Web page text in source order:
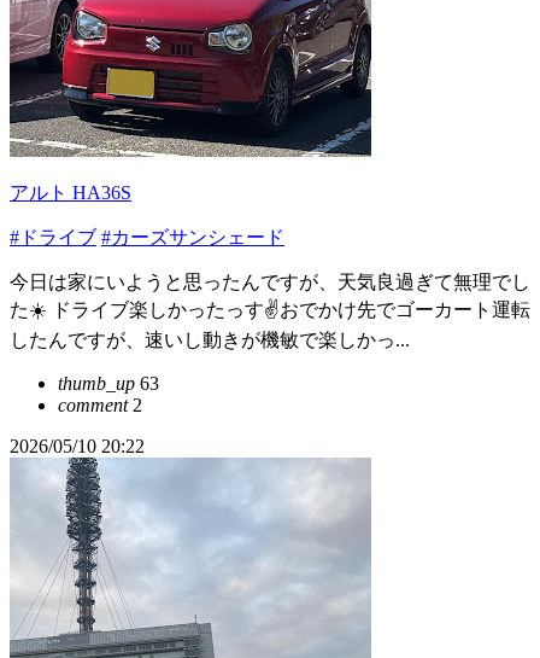
アルト HA36S
#ドライブ #カーズサンシェード
今日は家にいようと思ったんですが、天気良過ぎて無理でし
た☀️ ドライブ楽しかったっす✌️おでかけ先でゴーカート運転
したんですが、速いし動きが機敏で楽しかっ...
thumb_up 63
comment2
2026/05/10 20:22